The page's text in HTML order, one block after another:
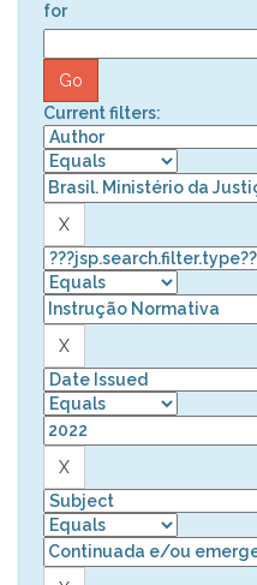
for
Current filters: